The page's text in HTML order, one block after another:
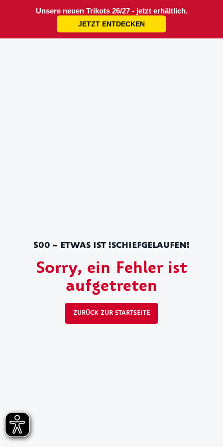
Unsere neuen Trikots 26/27 - jetzt erhältlich.
JETZT ENTDECKEN
500 – ETWAS IST !SCHIEFGELAUFEN!
Sorry, ein Fehler ist
aufgetreten
ZURÜCK ZUR STARTSEITE